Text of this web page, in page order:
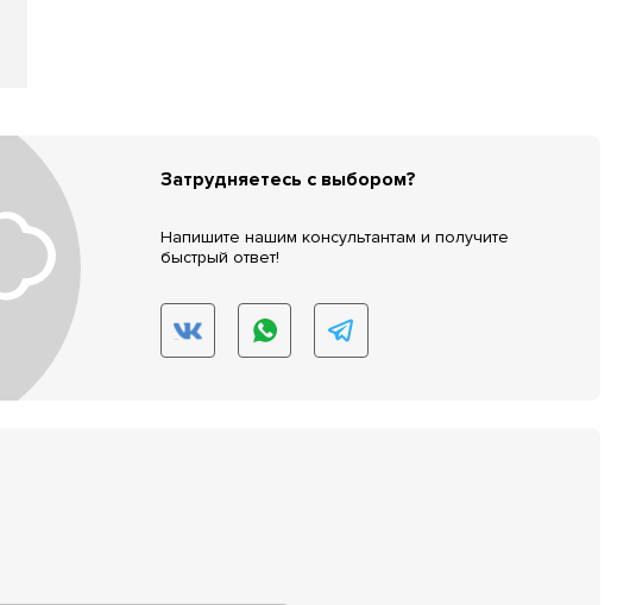
Затрудняетесь с выбором?
Напишите нашим консультантам и получите
быстрый ответ!